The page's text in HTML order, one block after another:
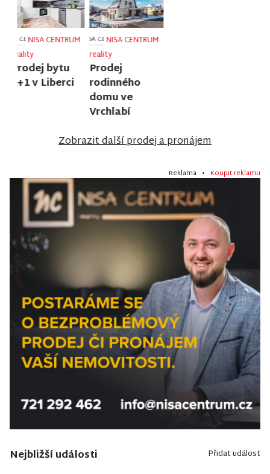
NISA CENTRUM
reality
Prodej
rodinného
NISA CENTRUM
reality
Prodej
rodinného
domu ve
Velkých
Zobrazit další prodej a pronájem
Reklama • Koupit reklamu
Nejbližší události Přidat událost